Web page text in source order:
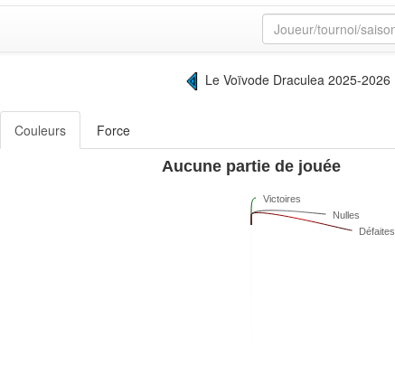
Le Voïvode Draculea 2025-2026
Couleurs
Force
Aucune partie de jouée
Victoires
Nulles
Défaites